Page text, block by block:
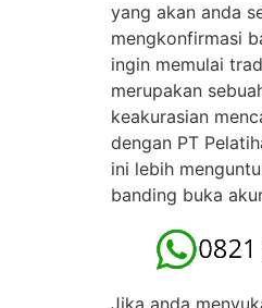
yang akan anda
mengkonfirmasi
ingin memulai
merupakan
keakurasian
dengan PT
ini lebih
banding buka